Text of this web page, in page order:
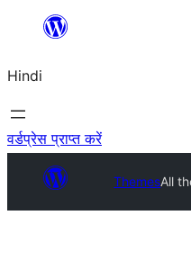
सामग्री
जाएं
Hindi
वर्डप्रेस प्राप्त करें
ThemesAll